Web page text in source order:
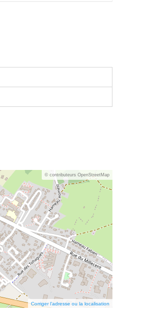
© contributeurs OpenStreetMap
Corriger l’adresse ou la localisation